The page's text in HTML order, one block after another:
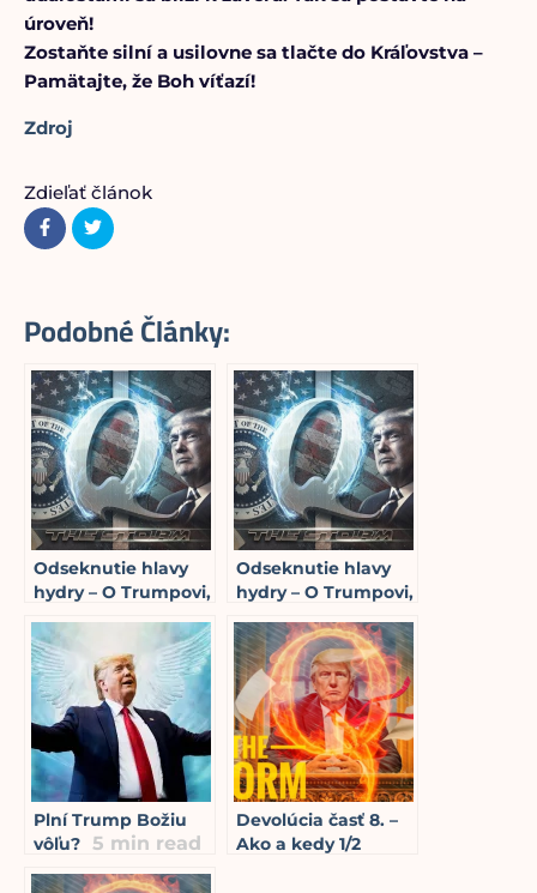
úroveň!
Zostaňte silní a usilovne sa tlačte do Kráľovstva –
Pamätajte, že Boh víťazí!
Zdroj
Zdieľať článok
Podobné Články:
Odseknutie hlavy
hydry – O Trumpovi,
a čistení bažiny – (3.
časť)
15 min read
Odseknutie hlavy
hydry – O Trumpovi,
a čistení bažiny – (4.
časť) 6min read
Plní Trump Božiu
vôľu? 5 min read
Devolúcia časť 8. –
Ako a kedy 1/2